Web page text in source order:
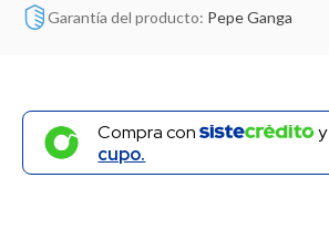
Garantía del producto: Pepe Ganga
Compra con y
cupo.